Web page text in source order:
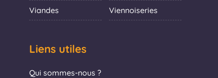
Viandes Viennoiseries
Liens utiles
Qui sommes-nous ?